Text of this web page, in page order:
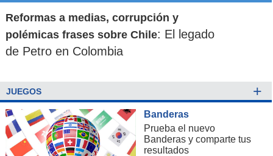
Reformas a medias, corrupción y
polémicas frases sobre Chile: El legado
de Petro en Colombia
JUEGOS +
Banderas
Prueba el nuevo
Banderas y comparte tus
resultados